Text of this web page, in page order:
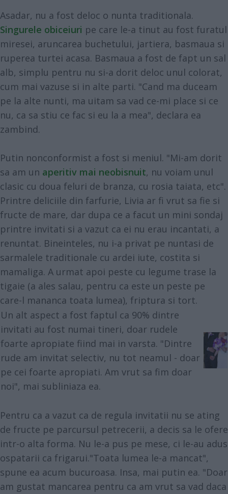
Asadar, nu a fost deloc o nunta traditionala.
Singurele obiceiuri pe care le-a tinut au fost furatul
miresei, aruncarea buchetului, jartiera, basmaua si
ruperea turtei acasa. Basmaua a fost de fapt un sal
alb, simplu pentru nu si-a dorit deloc unul colorat,
cum mai vazuse si in alte parti. "Cand ma duceam
pe la alte nunti, ma uitam sa vad ce-mi place si ce
nu, ca sa stiu ce fac si eu la a mea", declara ea
zambind.
Putin nonconformist a fost si meniul. "Mi-am dorit
sa am un aperitiv mai neobisnuit, nu voiam unul
clasic cu doua feluri de branza, cu rosia taiata, etc".
Printre deliciile din farfurie, Livia ar fi vrut sa fie si
fructe de mare, dar dupa ce a facut un mini sondaj
printre invitati si a vazut ca ei nu erau incantati, a
renuntat. Bineinteles, nu i-a privat pe nuntasi de
sarmalele traditionale cu ardei iute, costita si
mamaliga. A urmat apoi peste cu legume trase la
tigaie (a ales salau, pentru ca este un peste pe
care-l mananca toata lumea), friptura si tort.
Un alt aspect a fost faptul ca 90% dintre
invitati au fost numai tineri, doar rudele
foarte apropiate fiind mai in varsta. "Dintre
rude am invitat selectiv, nu tot neamul - doar
pe cei foarte apropiati. Am vrut sa fim doar
noi", mai subliniaza ea.
Pentru ca a vazut ca de regula invitatii nu se ating
de fructe pe parcursul petrecerii, a decis sa le ofere
intr-o alta forma. Nu le-a pus pe mese, ci le-au adus
ospatarii ca frigarui."Toata lumea le-a mancat",
spune ea acum bucuroasa. Insa, mai putin ea. "Doar
am gustat mancarea pentru ca am vrut sa vad daca